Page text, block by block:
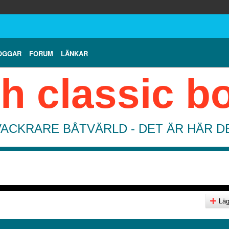
FORUM LÄNKAR
classic
BÅTVÄRLD - DET ÄR HÄR